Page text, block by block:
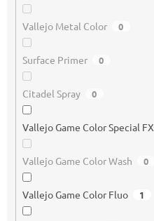
Vallejo Metal Color 0
Surface Primer 0
Citadel Spray 0
Vallejo Game Color Special FX
Vallejo Game Color Wash 0
Vallejo Game Color Fluo 1